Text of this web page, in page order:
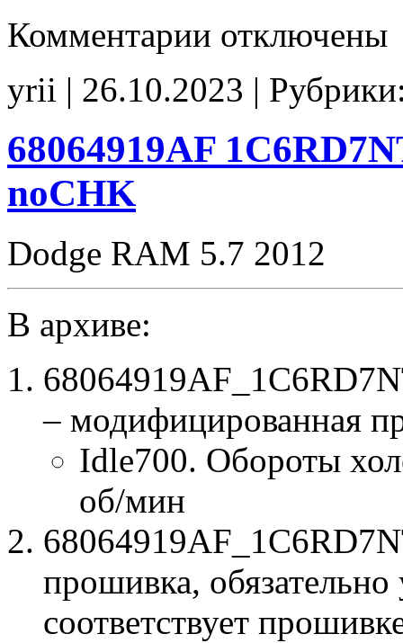
Комментарии записи
noCHK
отключены
yrii | 26.10.2023 |
68064919AF
noCHK
Dodge RAM 5.7 2012
В архиве:
– модифицированная
Idle700. Обороты
об/мин
прошивка, обязательно
соответствует